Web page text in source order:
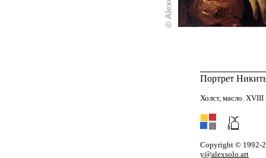
Портрет
Холст, масло. XVIII
Copyright © 1992-
y@alexsolo.art